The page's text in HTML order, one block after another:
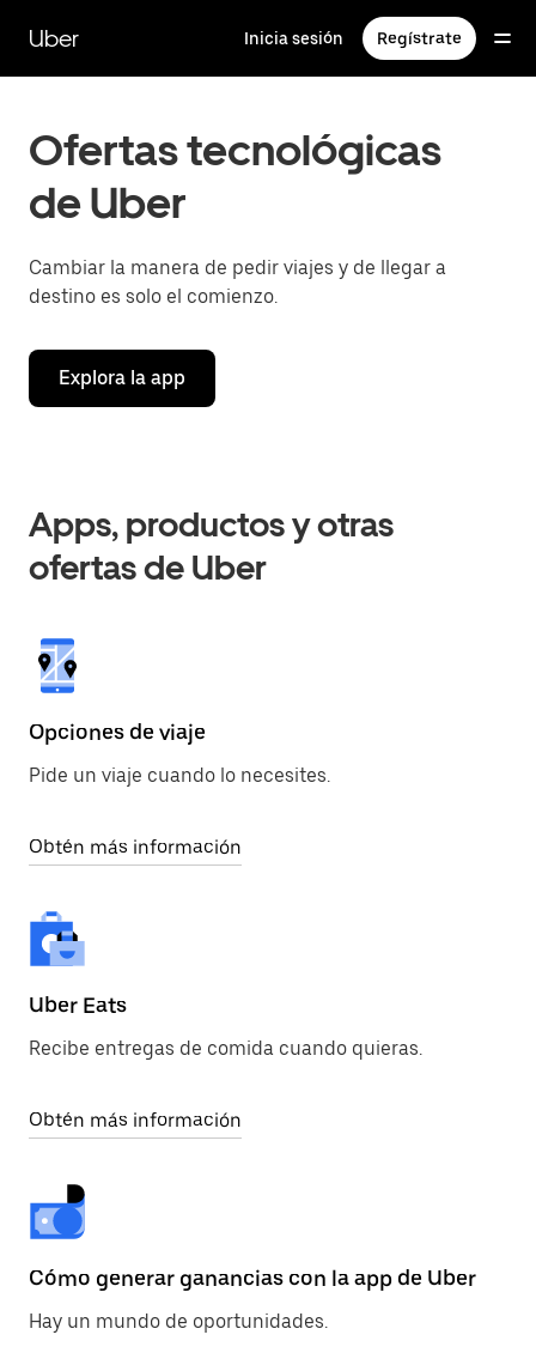
contenido
principal
Uber Inicia sesión Regístrate
Ofertas tecnológicas
de Uber
Cambiar la manera de pedir viajes y de llegar a
destino es solo el comienzo.
Explora la app
Apps, productos y otras
ofertas de Uber
Opciones de viaje
Pide un viaje cuando lo necesites.
Obtén más información
Uber Eats
Recibe entregas de comida cuando quieras.
Obtén más información
Cómo generar ganancias con la app de Uber
Hay un mundo de oportunidades.